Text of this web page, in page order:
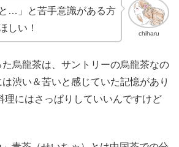
chiharu
…」と苦手意識がある方
しい！
た烏龍茶は、サントリーの烏龍茶なの
渋い＆苦いと感じていた記憶があり
にはさっぱりしていいんですけど